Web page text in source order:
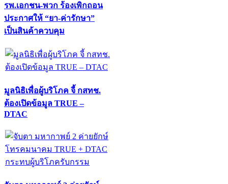
รพ.เอกชน-พวก ร้องเพิกถอน
ประกาศให้ “ยา-ค่ารักษา”
เป็นสินค้าควบคุม
มูลนิธิเพื่อผู้บริโภค จี้ กสทช.
ต้องเปิดข้อมูล TRUE –
DTAC